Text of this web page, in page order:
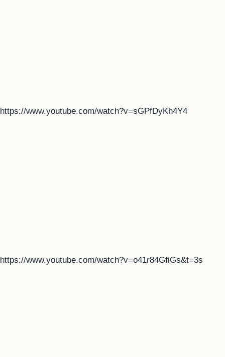
https://www.youtube.com/watch?v=sGPfDyKh4Y4
https://www.youtube.com/watch?v=o41r84GfiGs&t=3s